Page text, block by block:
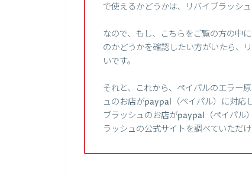
で使えるかどうかは、リバイブラッシ
なので、もし、こちらをご覧の方の中
のかどうかを確認したい方がいたら、
いです。
それと、これから、ペイパルのエラー
ュのお店がpaypal（ペイパル）に対応
ブラッシュのお店がpaypal（ペイパル
ラッシュの公式サイトを調べていただけ